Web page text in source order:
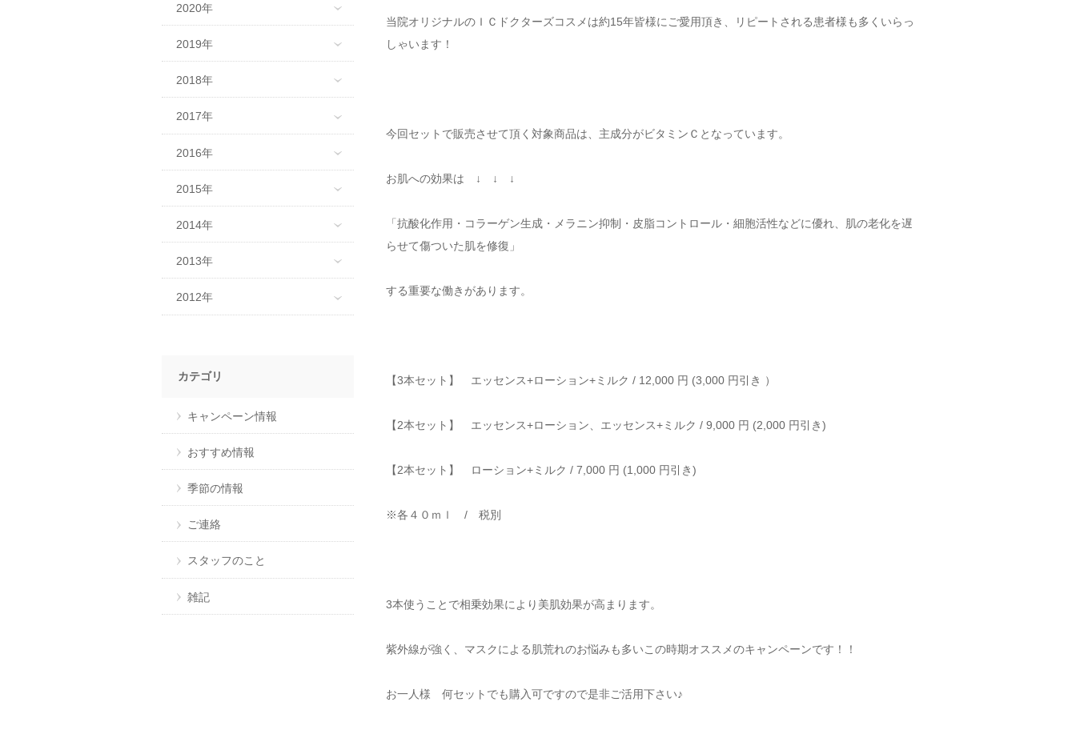
当院オリジナルのＩＣドクターズコスメは約15年皆様にご愛用頂き、リピートされる患者様も多くいらっ
しゃいます！
今回セットで販売させて頂く対象商品は、主成分がビタミンＣとなっています。
お肌への効果は ↓ ↓ ↓
「抗酸化作用・コラーゲン生成・メラニン抑制・皮脂コントロール・細胞活性などに優れ、肌の老化を遅
らせて傷ついた肌を修復」
する重要な働きがあります。
【3本セット】 エッセンス+ローション+ミルク / 12,000 円 (3,000 円引き ）
【2本セット】 エッセンス+ローション、エッセンス+ミルク / 9,000 円 (2,000 円引き)
【2本セット】 ローション+ミルク / 7,000 円 (1,000 円引き)
※各４０ｍｌ / 税別
3本使うことで相乗効果により美肌効果が高まります。
紫外線が強く、マスクによる肌荒れのお悩みも多いこの時期オススメのキャンペーンです！！
お一人様 何セットでも購入可ですので是非ご活用下さい♪
2020年
2019年
2018年
2017年
2016年
2015年
2014年
2013年
2012年
カテゴリ
キャンペーン情報
おすすめ情報
季節の情報
ご連絡
スタッフのこと
雑記